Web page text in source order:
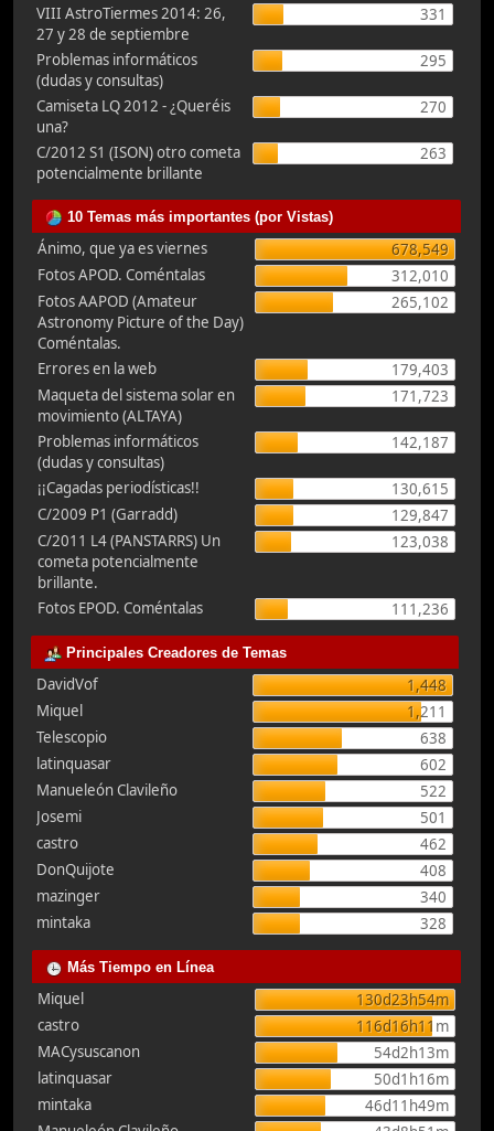
VIII AstroTiermes 2014: 26,
27 y 28 de septiembre
331
Problemas informáticos
(dudas y consultas)
295
Camiseta LQ 2012 - ¿Queréis
una?
270
C/2012 S1 (ISON) otro cometa
potencialmente brillante
263
10 Temas más importantes (por Vistas)
Ánimo, que ya es viernes
678,549
Fotos APOD. Coméntalas
312,010
Fotos AAPOD (Amateur
Astronomy Picture of the Day)
Coméntalas.
265,102
Errores en la web
179,403
Maqueta del sistema solar en
movimiento (ALTAYA)
171,723
Problemas informáticos
(dudas y consultas)
142,187
¡¡Cagadas periodísticas!!
130,615
C/2009 P1 (Garradd)
129,847
C/2011 L4 (PANSTARRS) Un
cometa potencialmente
brillante.
123,038
Fotos EPOD. Coméntalas 111,236
Principales Creadores de Temas
DavidVof
1,448
Miquel
1,211
Telescopio
638
latinquasar
602
Manueleón Clavileño
522
Josemi
501
castro
462
DonQuijote
408
mazinger
340
mintaka
328
Más Tiempo en Línea
Miquel
130d23h54m
castro
116d16h11m
MACysuscanon
54d2h13m
latinquasar
50d1h16m
mintaka
46d11h49m